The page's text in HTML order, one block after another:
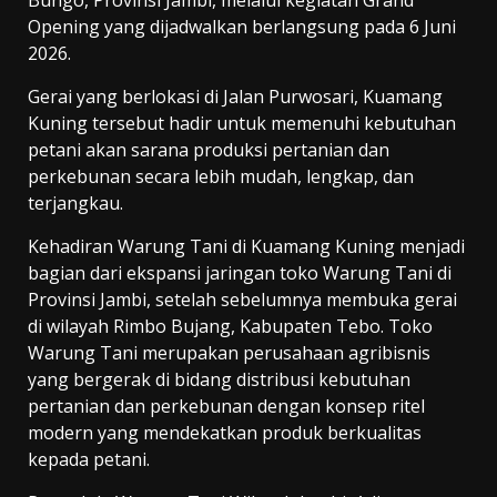
Opening yang dijadwalkan berlangsung pada 6 Juni
2026.
Gerai yang berlokasi di Jalan Purwosari, Kuamang
Kuning tersebut hadir untuk memenuhi kebutuhan
petani akan sarana produksi pertanian dan
perkebunan secara lebih mudah, lengkap, dan
terjangkau.
Kehadiran Warung Tani di Kuamang Kuning menjadi
bagian dari ekspansi jaringan toko Warung Tani di
Provinsi Jambi, setelah sebelumnya membuka gerai
di wilayah Rimbo Bujang, Kabupaten Tebo. Toko
Warung Tani merupakan perusahaan agribisnis
yang bergerak di bidang distribusi kebutuhan
pertanian dan perkebunan dengan konsep ritel
modern yang mendekatkan produk berkualitas
kepada petani.